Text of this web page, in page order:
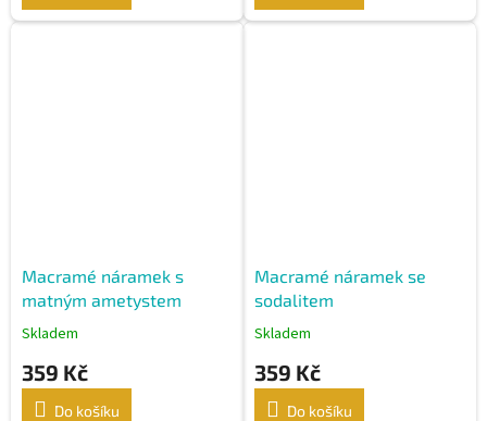
Macramé náramek s
matným ametystem
Skladem
359 Kč
Do košíku
Macramé náramek se
sodalitem
Skladem
359 Kč
Do košíku